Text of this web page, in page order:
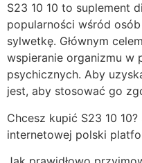
S23 10 10 to suplement
popularności wśród
sylwetkę. Głównym
wspieranie organizmu w
psychicznych. Aby
jest, aby stosować go
Chcesz kupić S23 10
internetowej polski